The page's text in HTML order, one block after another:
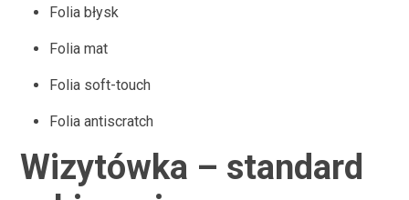
Folia błysk
Folia mat
Folia soft-touch
Folia antiscratch
Wizytówka – standard